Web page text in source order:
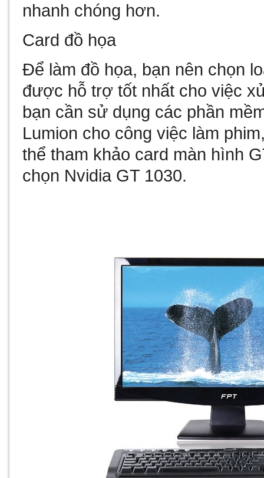
nhanh chóng hơn.
Card đồ họa
Để làm đồ họa, bạn nên chọn
được hỗ trợ tốt nhất cho việc
bạn cần sử dụng các phần
Lumion cho công việc làm
thể tham khảo card màn hình
chọn Nvidia GT 1030.